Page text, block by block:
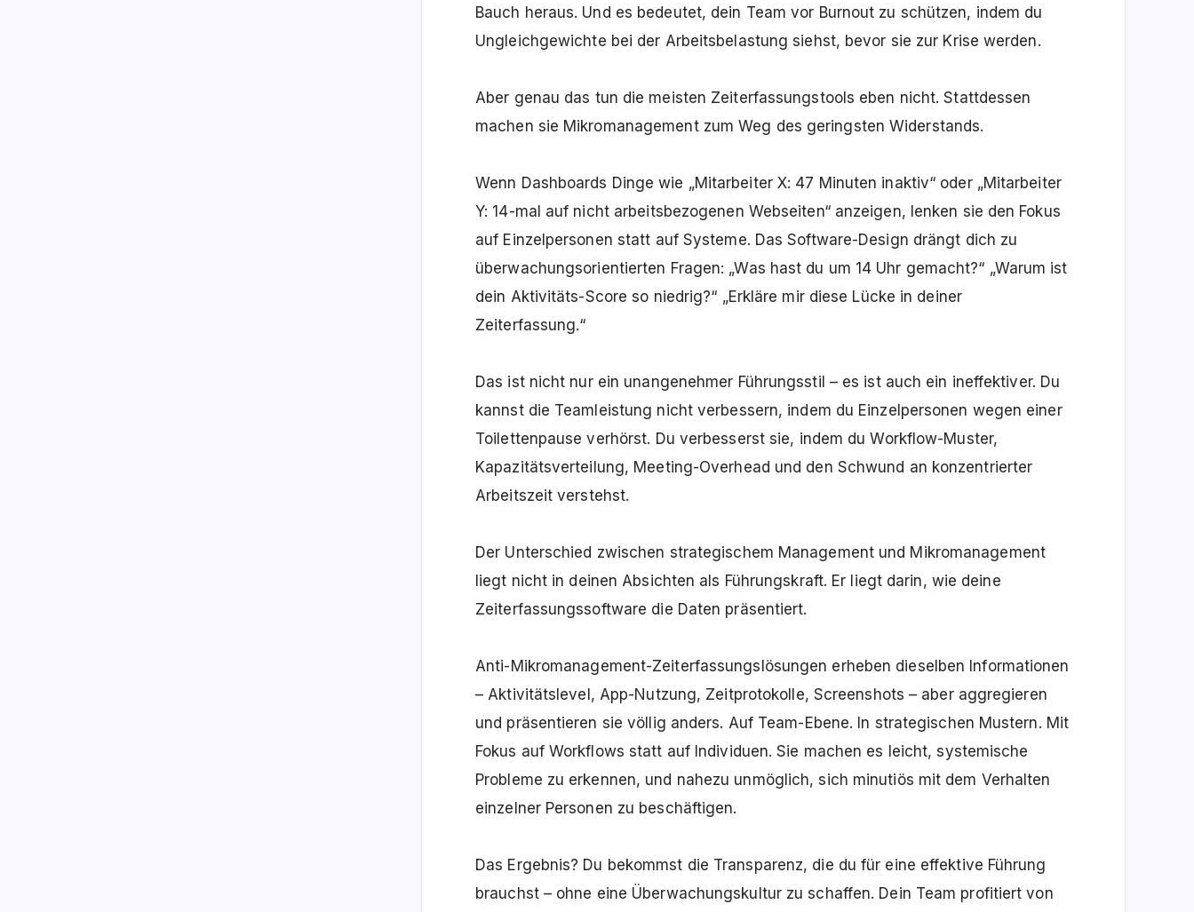
Bauch heraus. Und es bedeutet, dein Team vor Burnout zu schützen, indem du
Ungleichgewichte bei der Arbeitsbelastung siehst, bevor sie zur Krise werden.
Aber genau das tun die meisten Zeiterfassungstools eben nicht. Stattdessen
machen sie Mikromanagement zum Weg des geringsten Widerstands.
Wenn Dashboards Dinge wie „Mitarbeiter X: 47 Minuten inaktiv“ oder „Mitarbeiter
Y: 14-mal auf nicht arbeitsbezogenen Webseiten“ anzeigen, lenken sie den Fokus
auf Einzelpersonen statt auf Systeme. Das Software-Design drängt dich zu
überwachungsorientierten Fragen: „Was hast du um 14 Uhr gemacht?“ „Warum ist
dein Aktivitäts-Score so niedrig?“ „Erkläre mir diese Lücke in deiner
Zeiterfassung.“
Das ist nicht nur ein unangenehmer Führungsstil – es ist auch ein ineffektiver. Du
kannst die Teamleistung nicht verbessern, indem du Einzelpersonen wegen einer
Toilettenpause verhörst. Du verbesserst sie, indem du Workflow-Muster,
Kapazitätsverteilung, Meeting-Overhead und den Schwund an konzentrierter
Arbeitszeit verstehst.
Der Unterschied zwischen strategischem Management und Mikromanagement
liegt nicht in deinen Absichten als Führungskraft. Er liegt darin, wie deine
Zeiterfassungssoftware die Daten präsentiert.
Anti-Mikromanagement-Zeiterfassungslösungen erheben dieselben Informationen
– Aktivitätslevel, App-Nutzung, Zeitprotokolle, Screenshots – aber aggregieren
und präsentieren sie völlig anders. Auf Team-Ebene. In strategischen Mustern. Mit
Fokus auf Workflows statt auf Individuen. Sie machen es leicht, systemische
Probleme zu erkennen, und nahezu unmöglich, sich minutiös mit dem Verhalten
einzelner Personen zu beschäftigen.
Das Ergebnis? Du bekommst die Transparenz, die du für eine effektive Führung
brauchst – ohne eine Überwachungskultur zu schaffen. Dein Team profitiert von